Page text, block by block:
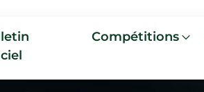
Compétitions